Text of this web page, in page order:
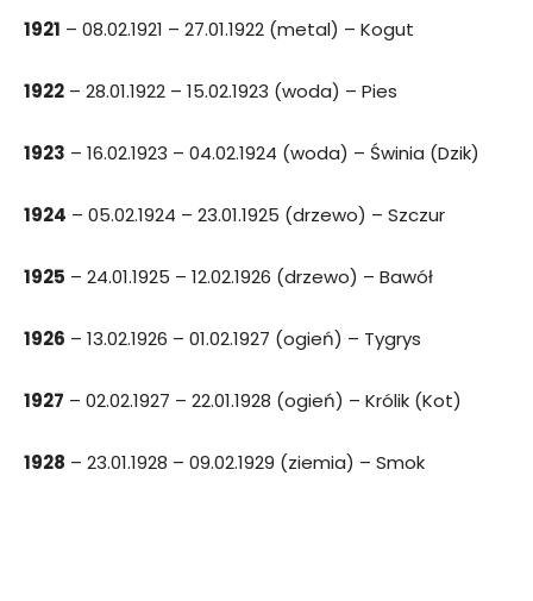
1921 – 08.02.1921 – 27.01.1922 (metal) – Kogut
1922 – 28.01.1922 – 15.02.1923 (woda) – Pies
1923 – 16.02.1923 – 04.02.1924 (woda) – Świnia (Dzik)
1924 – 05.02.1924 – 23.01.1925 (drzewo) – Szczur
1925 – 24.01.1925 – 12.02.1926 (drzewo) – Bawół
1926 – 13.02.1926 – 01.02.1927 (ogień) – Tygrys
1927 – 02.02.1927 – 22.01.1928 (ogień) – Królik (Kot)
1928 – 23.01.1928 – 09.02.1929 (ziemia) – Smok